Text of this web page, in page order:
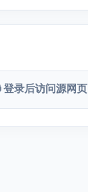
登录后访问源网页